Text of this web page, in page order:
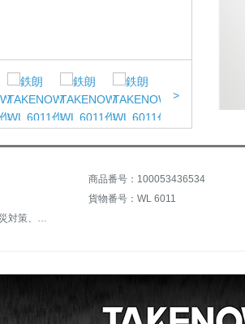
>
商品番号：100053436534
貨物番号：WL 6011
適用シーン：家庭用、防災対策、その他